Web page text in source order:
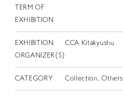
TERM OF
EXHIBITION
EXHIBITION
ORGANIZER(S)
CCA Kitakyushu
CATEGORY Collection, Others